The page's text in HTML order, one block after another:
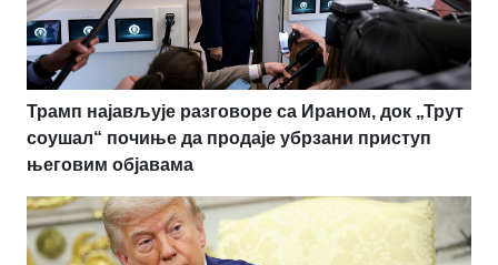
Трамп најављује разговоре са Ираном, док „Трут
соушал“ почиње да продаје убрзани приступ
његовим објавама